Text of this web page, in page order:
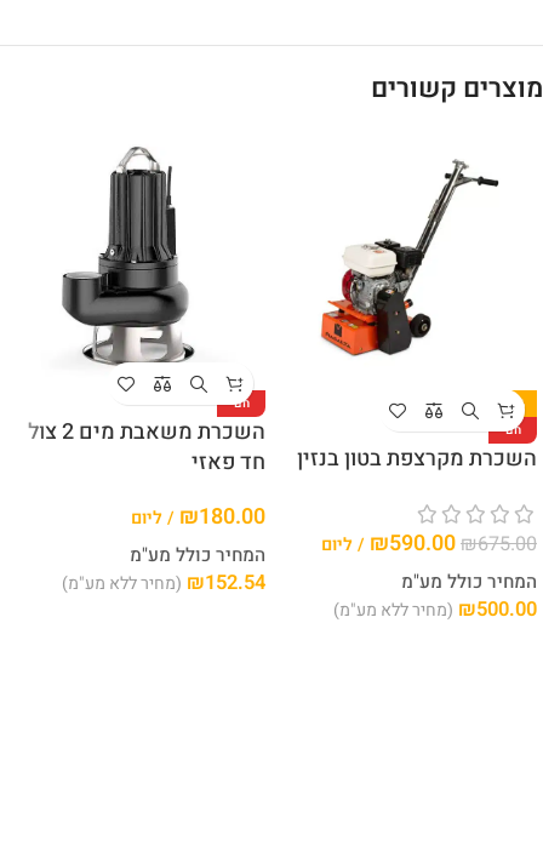
מוצרים קשורים
-13%
חם
השכרת מקרצפת בטון בנזין
₪675.00
₪590.00 / ליום
המחיר כולל מע"מ
₪500.00 (מחיר ללא מע"מ)
חם
השכרת משאבת מים 2 צול
חד פאזי
₪180.00 / ליום
המחיר כולל מע"מ
₪152.54 (מחיר ללא מע"מ)